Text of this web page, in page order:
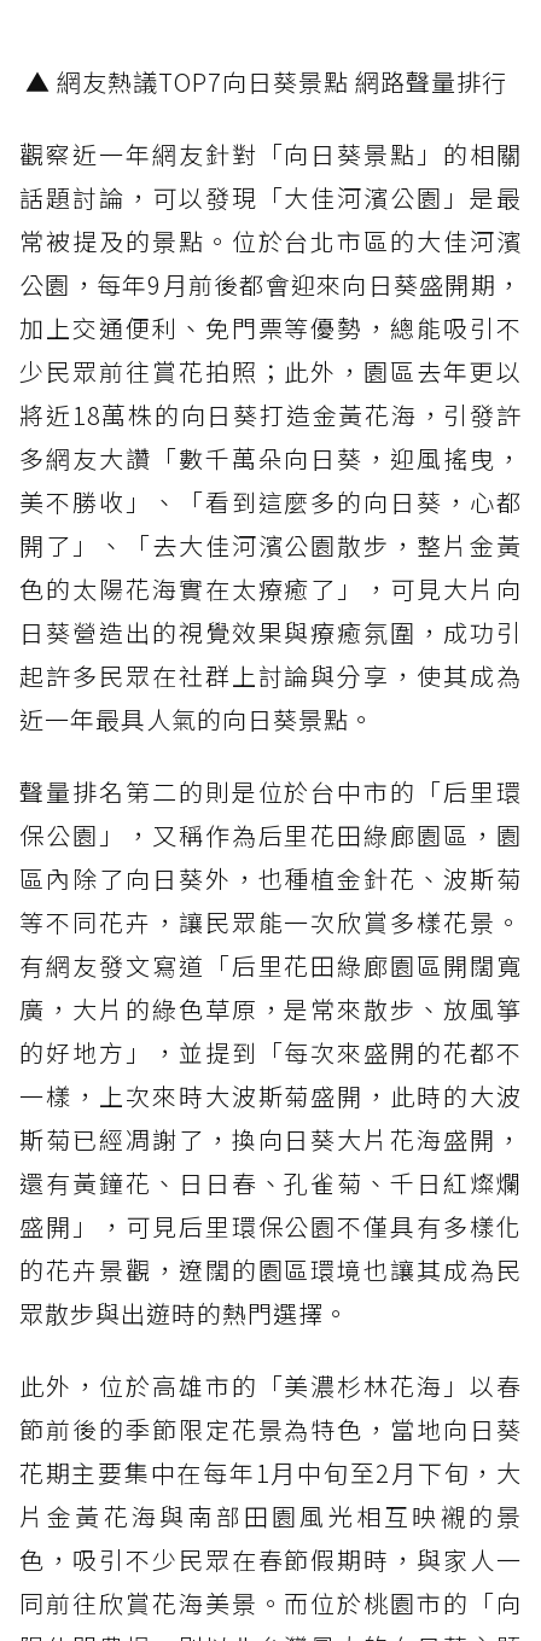
▲ 網友熱議TOP7向日葵景點 網路聲量排行
觀察近一年網友針對「向日葵景點」的相關
話題討論，可以發現「大佳河濱公園」是最
常被提及的景點。位於台北市區的大佳河濱
公園，每年9月前後都會迎來向日葵盛開期，
加上交通便利、免門票等優勢，總能吸引不
少民眾前往賞花拍照；此外，園區去年更以
將近18萬株的向日葵打造金黃花海，引發許
多網友大讚「數千萬朵向日葵，迎風搖曳，
美不勝收」、「看到這麼多的向日葵，心都
開了」、「去大佳河濱公園散步，整片金黃
色的太陽花海實在太療癒了」，可見大片向
日葵營造出的視覺效果與療癒氛圍，成功引
起許多民眾在社群上討論與分享，使其成為
近一年最具人氣的向日葵景點。
聲量排名第二的則是位於台中市的「后里環
保公園」，又稱作為后里花田綠廊園區，園
區內除了向日葵外，也種植金針花、波斯菊
等不同花卉，讓民眾能一次欣賞多樣花景。
有網友發文寫道「后里花田綠廊園區開闊寬
廣，大片的綠色草原，是常來散步、放風箏
的好地方」，並提到「每次來盛開的花都不
一樣，上次來時大波斯菊盛開，此時的大波
斯菊已經凋謝了，換向日葵大片花海盛開，
還有黃鐘花、日日春、孔雀菊、千日紅燦爛
盛開」，可見后里環保公園不僅具有多樣化
的花卉景觀，遼闊的園區環境也讓其成為民
眾散步與出遊時的熱門選擇。
此外，位於高雄市的「美濃杉林花海」以春
節前後的季節限定花景為特色，當地向日葵
花期主要集中在每年1月中旬至2月下旬，大
片金黃花海與南部田園風光相互映襯的景
色，吸引不少民眾在春節假期時，與家人一
同前往欣賞花海美景。而位於桃園市的「向